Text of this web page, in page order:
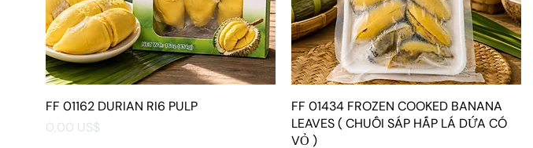
Xem nhanh
FF 01162 DURIAN RI6 PULP
Giá
0,00 US$
Xem nhanh
FF 01434 FROZEN COOKED BANANA
LEAVES ( CHUỐI SÁP HẤP LÁ DỨA CÓ
VỎ )